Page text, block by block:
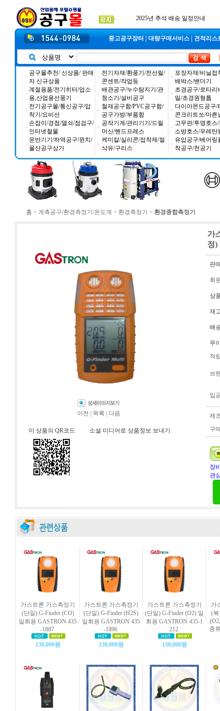
2025년 추석 배송 일정안내
중고공구장터 대량구매서비스 견적리스
공구몰추천/ 신상품/ 판매
자 신규상품
계절용품/전기히터/업소
용,산업용선풍기
전기공구몰/통신공구/압
착기/요비선
손잡이/경첩/열쇠/점검구/
인터넷철물
운반기기/하역공구/윈치/
울산공구상가
전기자재/환풍기/전선릴/
콘센트/작업등
배관공구/누수탐지기/관
청소기/설비공구
철재공구함/PVC공구함/
공구가방/부품함
공작기계/관리기기/드릴
머신/핸드프레스
케미칼/실리콘/접착제/절
삭유/구리스
포장자재/비닐접
배박스/밴더기
초경공구/로타리
밀/초경원형톱
다이아몬드공구/
콘크리트쏘/마른
고무판/투명호스
소방호스/우레탄
유압공구/베어링
착공구/천공기
홈 > 계측공구/환경측정기/온도계 > 환경측정기 > 환경종합측정기
이전 목록 다음
이 상품의 QR코드 소셜 미디어로 상품정보 보내기
가
정)
판
회
상
재
배
무
적
브
입
제
구
장
관
가스트론 가스측정기
(단일) G-Finder (CO)
일회용 GASTRON 435
-1887
130,000원
가스트론 가스측정기
(단일) G-Finder (H2S)
일회용 GASTRON 435
-1896
130,000원
가스트론 가스측정기
(단일) G-Finder (O2) 일
회용 GASTRON 435-1
212
130,000원
가
(복
종